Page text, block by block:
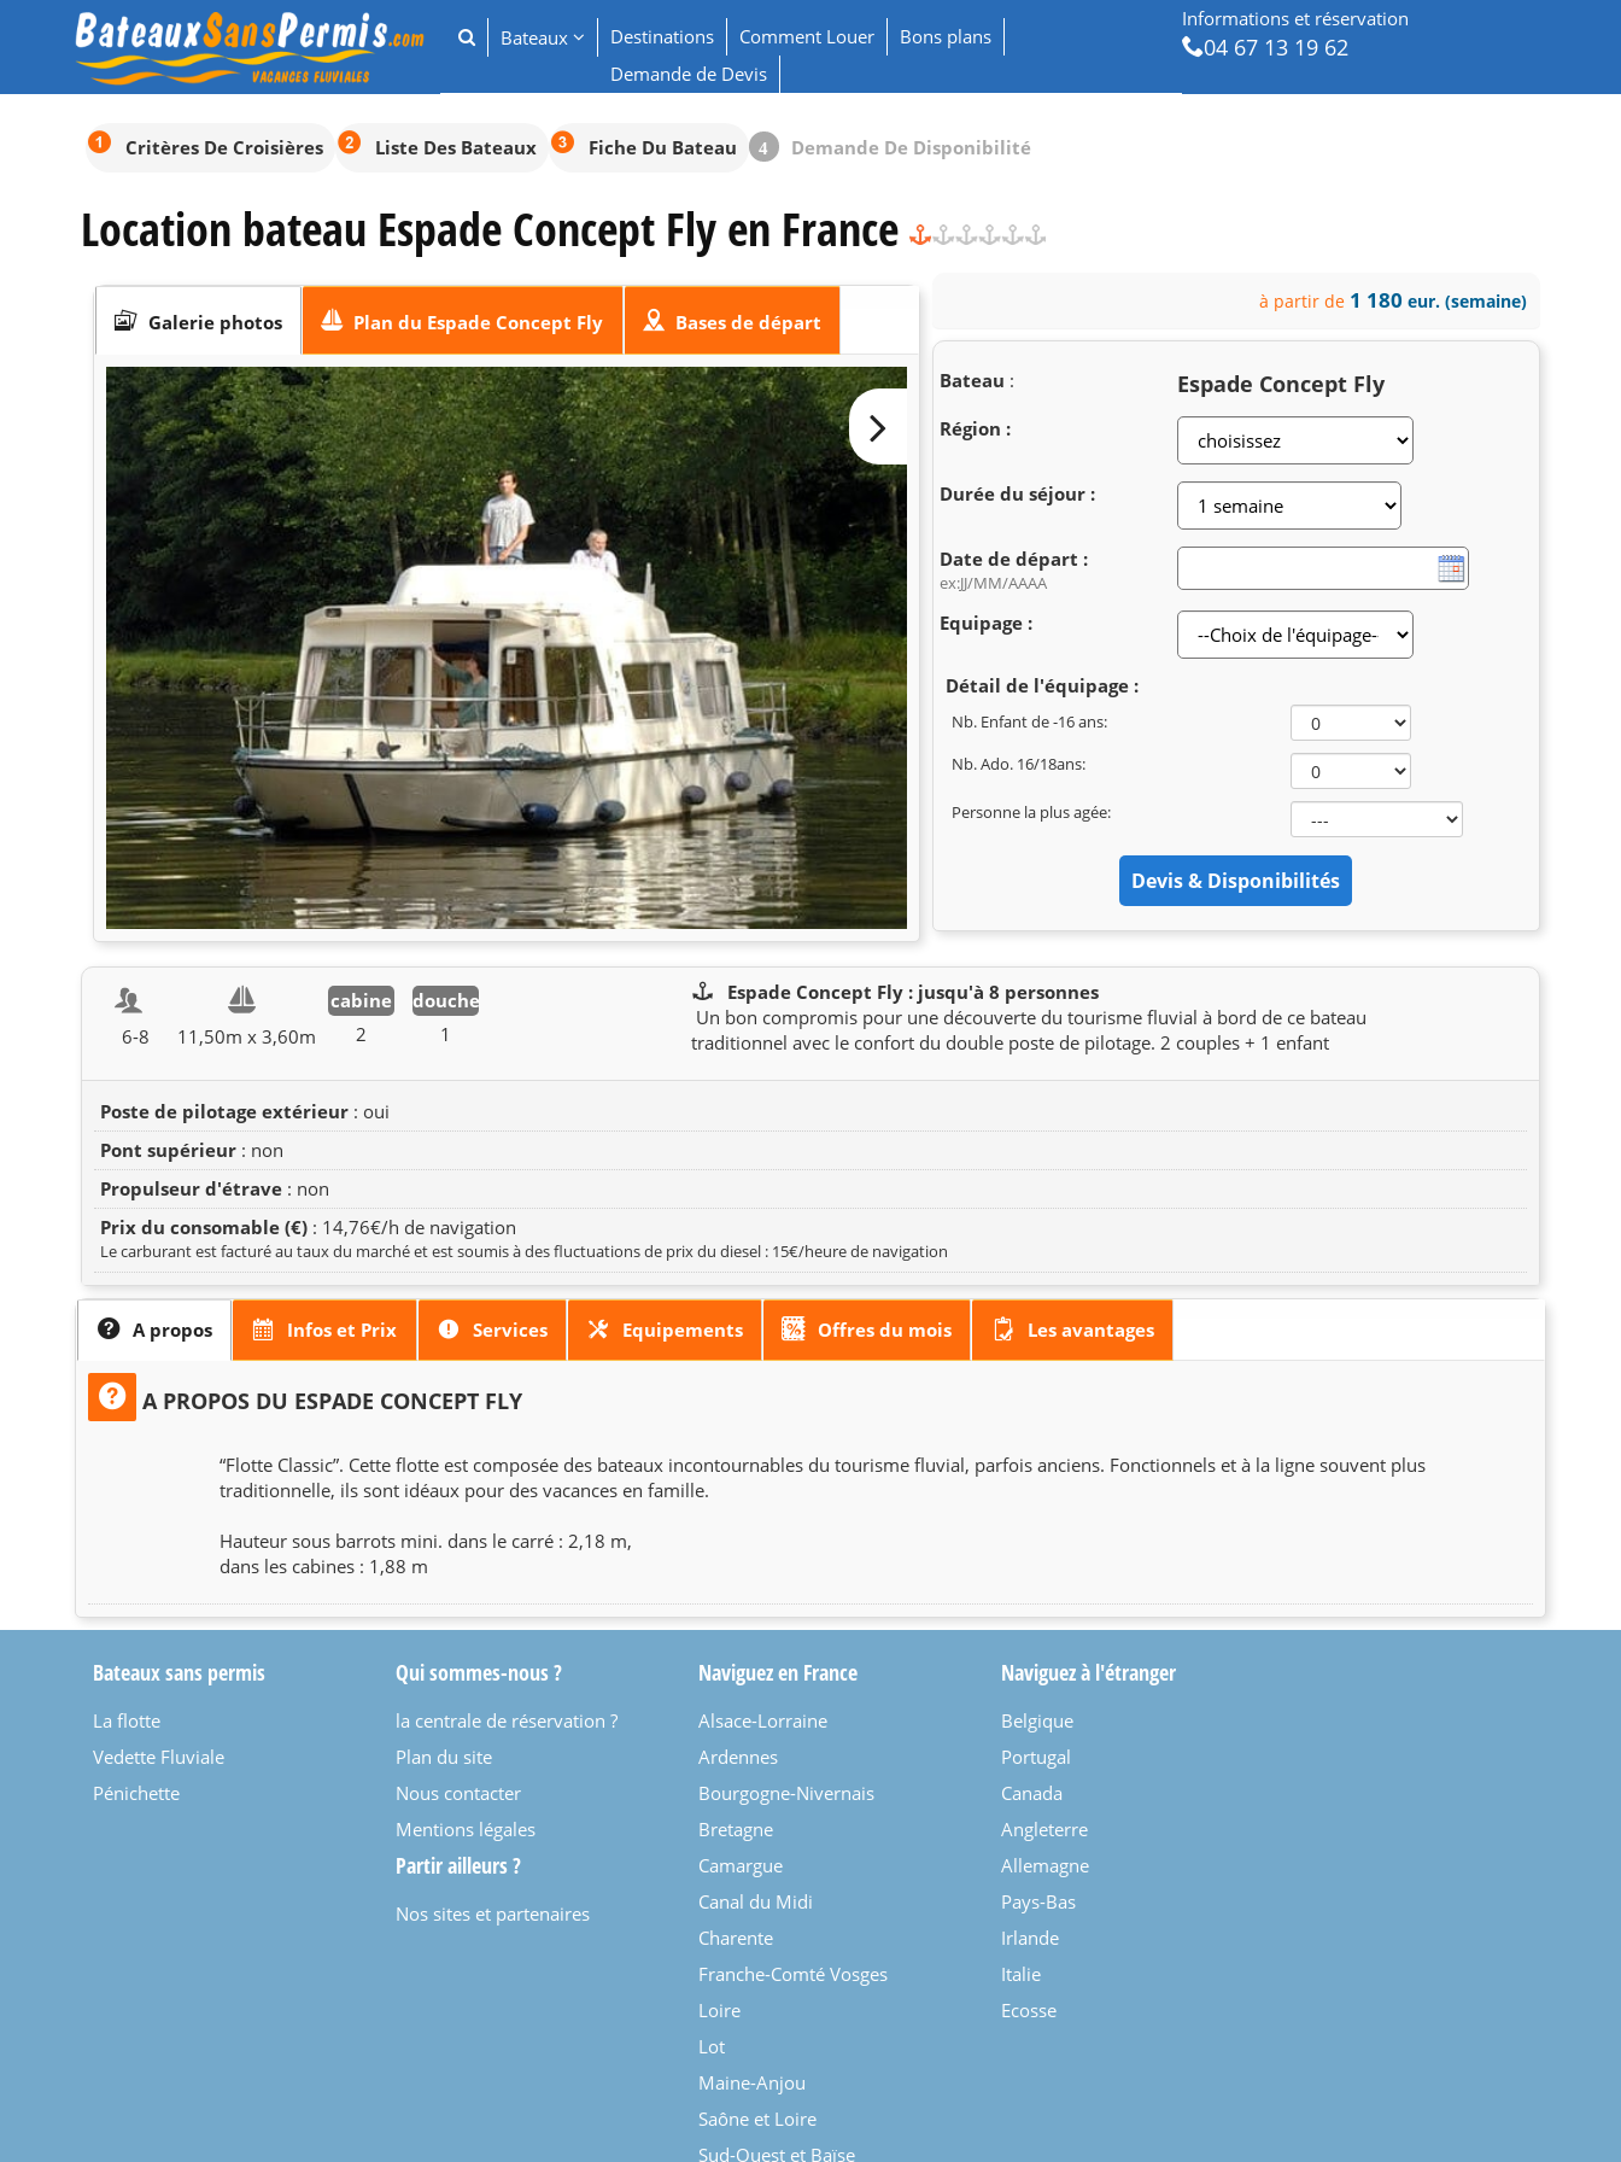
Bateaux Destinations Comment Louer
Bons plans
Demande de Devis
Informations et réservation
04 67 13 19 62
Critères De Croisières Liste Des Bateaux Fiche Du Bateau Demande De Disponibilité
4
Location bateau Espade Concept Fly en France
Galerie photos Plan du Espade Concept Fly Bases de départ
à partir de 1 180 eur. (semaine)
Bateau : Espade Concept Fly
Région :
Durée du séjour :
Date de départ :
ex:JJ/MM/AAAA
Equipage :
Détail de l'équipage :
Nb. Enfant de -16 ans:
Nb. Ado. 16/18ans:
Personne la plus agée:
6-8 11,50m x 3,60m
cabine
2
douche
1
Espade Concept Fly : jusqu'à 8 personnes
Un bon compromis pour une découverte du tourisme fluvial à bord de ce bateau
traditionnel avec le confort du double poste de pilotage. 2 couples + 1 enfant
Poste de pilotage extérieur : oui
Pont supérieur : non
Propulseur d'étrave : non
Prix du consomable (€) : 14,76€/h de navigation
Le carburant est facturé au taux du marché et est soumis à des fluctuations de prix du diesel : 15€/heure de navigation
A propos Infos et Prix Services Equipements Offres du mois Les avantages
A PROPOS DU ESPADE CONCEPT FLY
“Flotte Classic”. Cette flotte est composée des bateaux incontournables du tourisme fluvial, parfois anciens. Fonctionnels et à la ligne souvent plus
traditionnelle, ils sont idéaux pour des vacances en famille.
Hauteur sous barrots mini. dans le carré : 2,18 m,
dans les cabines : 1,88 m
Bateaux sans permis
La flotte
Vedette Fluviale
Pénichette
Qui sommes-nous ?
la centrale de réservation ?
Plan du site
Nous contacter
Mentions légales
Partir ailleurs ?
Nos sites et partenaires
Naviguez en France
Alsace-Lorraine
Ardennes
Bourgogne-Nivernais
Bretagne
Camargue
Canal du Midi
Charente
Franche-Comté Vosges
Loire
Lot
Maine-Anjou
Saône et Loire
Sud-Ouest et Baïse
Naviguez à l'étranger
Belgique
Portugal
Canada
Angleterre
Allemagne
Pays-Bas
Irlande
Italie
Ecosse